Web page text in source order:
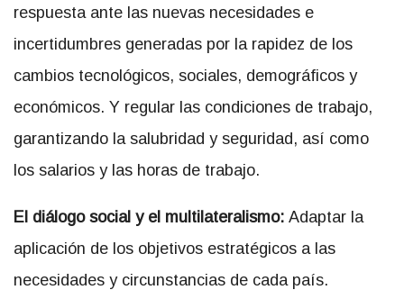
respuesta ante las nuevas necesidades e
incertidumbres generadas por la rapidez de los
cambios tecnológicos, sociales, demográficos y
económicos. Y regular las condiciones de trabajo,
garantizando la salubridad y seguridad, así como
los salarios y las horas de trabajo.
El diálogo social y el multilateralismo: Adaptar la
aplicación de los objetivos estratégicos a las
necesidades y circunstancias de cada país.